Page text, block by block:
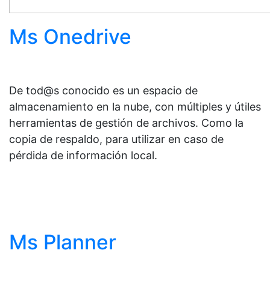
Ms Onedrive
De tod@s conocido es un espacio de
almacenamiento en la nube, con múltiples y útiles
herramientas de gestión de archivos. Como la
copia de respaldo, para utilizar en caso de
pérdida de información local.
Ms Planner